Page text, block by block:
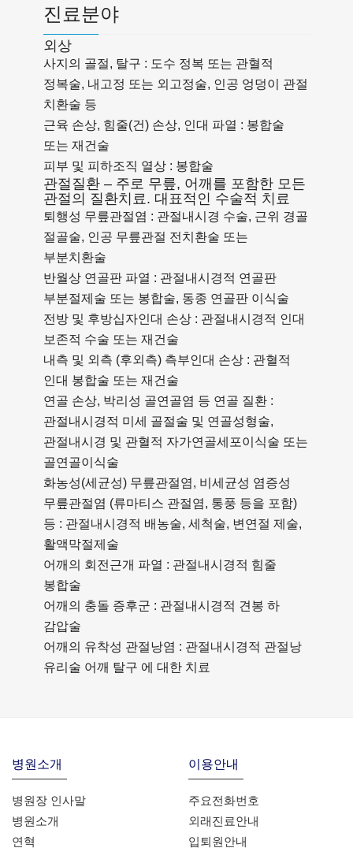
진료분야
외상
사지의 골절, 탈구 : 도수 정복 또는 관혈적
정복술, 내고정 또는 외고정술, 인공 엉덩이 관절
치환술 등
근육 손상, 힘줄(건) 손상, 인대 파열 : 봉합술
또는 재건술
피부 및 피하조직 열상 : 봉합술
관절질환 – 주로 무릎, 어깨를 포함한 모든
관절의 질환치료. 대표적인 수술적 치료
퇴행성 무릎관절염 : 관절내시경 수술, 근위 경골
절골술, 인공 무릎관절 전치환술 또는
부분치환술
반월상 연골판 파열 : 관절내시경적 연골판
부분절제술 또는 봉합술, 동종 연골판 이식술
전방 및 후방십자인대 손상 : 관절내시경적 인대
보존적 수술 또는 재건술
내측 및 외측 (후외측) 측부인대 손상 : 관혈적
인대 봉합술 또는 재건술
연골 손상, 박리성 골연골염 등 연골 질환 :
관절내시경적 미세 골절술 및 연골성형술,
관절내시경 및 관혈적 자가연골세포이식술 또는
골연골이식술
화농성(세균성) 무릎관절염, 비세균성 염증성
무릎관절염 (류마티스 관절염, 통풍 등을 포함)
등 : 관절내시경적 배농술, 세척술, 변연절 제술,
활액막절제술
어깨의 회전근개 파열 : 관절내시경적 힘줄
봉합술
어깨의 충돌 증후군 : 관절내시경적 견봉 하
감압술
어깨의 유착성 관절낭염 : 관절내시경적 관절낭
유리술 어깨 탈구 에 대한 치료
병원소개
병원장 인사말
병원소개
연혁
이용안내
주요전화번호
외래진료안내
입퇴원안내